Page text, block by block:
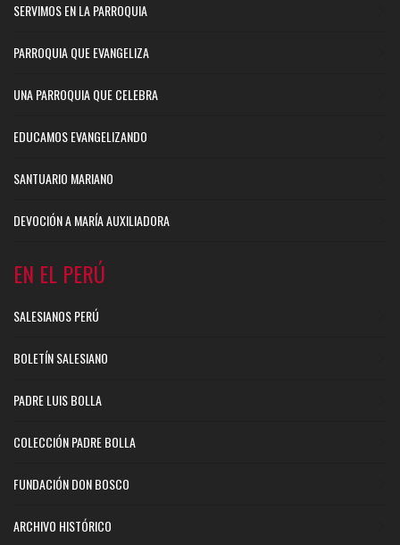
SERVIMOS EN LA PARROQUIA
PARROQUIA QUE EVANGELIZA
UNA PARROQUIA QUE CELEBRA
EDUCAMOS EVANGELIZANDO
SANTUARIO MARIANO
DEVOCIÓN A MARÍA AUXILIADORA
EN EL PERÚ
SALESIANOS PERÚ
BOLETÍN SALESIANO
PADRE LUIS BOLLA
COLECCIÓN PADRE BOLLA
FUNDACIÓN DON BOSCO
ARCHIVO HISTÓRICO